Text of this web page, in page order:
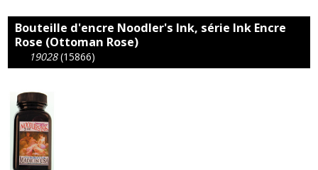
Bouteille d'encre Noodler's Ink, série Ink Encre
Rose (Ottoman Rose)
19028 (15866)